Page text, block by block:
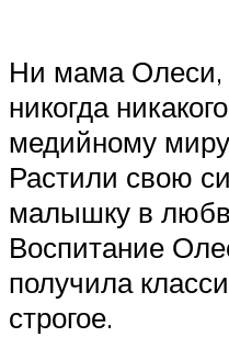
Ни мама Олеси,
никогда
медийному
Растили свою
малышку в
Воспитание
получила
строгое.